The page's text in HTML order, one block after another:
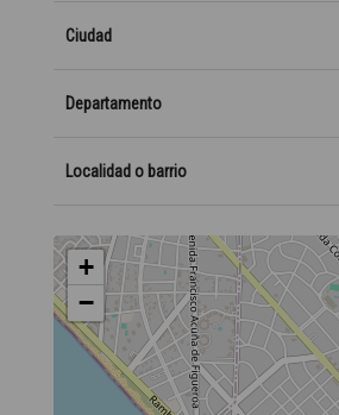
Ciudad
Departamento
Localidad o barrio
+
−